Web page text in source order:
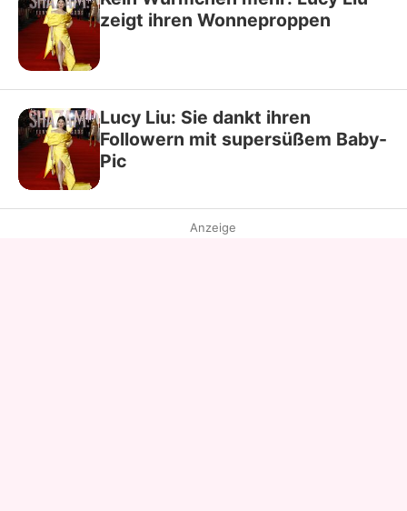
zeigt ihren Wonneproppen
Lucy Liu: Sie dankt ihren
Followern mit supersüßem Baby-
Pic
Anzeige